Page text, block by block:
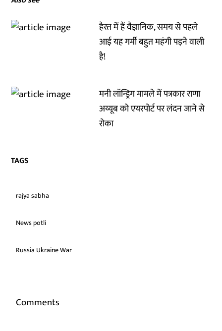
हैरत में हैं वैज्ञानिक, समय से पहले
आई यह गर्मी बहुत महंगी पड़ने वाली
है!
मनी लॉन्ड्रिग मामले में पत्रकार राणा
अय्यूब को एयरपोर्ट पर लंदन जाने से
रोका
TAGS
rajya sabha
News potli
Russia Ukraine War
Comments